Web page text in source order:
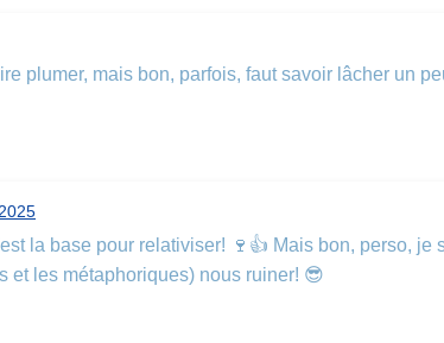
plumer, mais bon, parfois, faut savoir lâcher un
la base pour relativiser! 🍷👍 Mais bon, perso,
et les métaphoriques) nous ruiner! 😎